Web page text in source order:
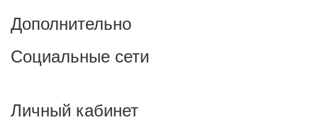
Дополнительно
Социальные сети
Личный кабинет